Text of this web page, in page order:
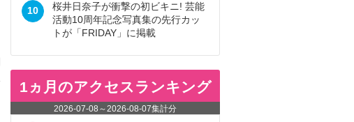
10
桜井日奈子が衝撃の初ビキニ! 芸能
活動10周年記念写真集の先行カッ
トが「FRIDAY」に掲載
1ヵ月のアクセスランキング
2026-07-08 ～2026-08-07集計分